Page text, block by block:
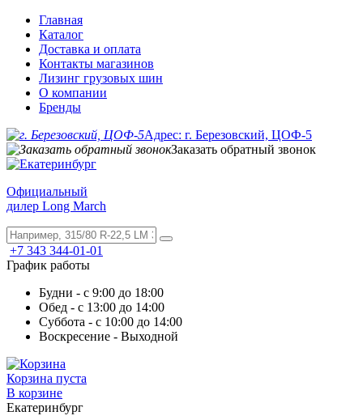
Главная
Каталог
Доставка и оплата
Контакты магазинов
Лизинг грузовых шин
О компании
Бренды
Адрес: г. Березовский, ЦОФ-5
Заказать обратный звонок
Официальный
дилер Long March
+7 343 344-01-01
График работы
Будни - с 9:00 до 18:00
Обед - с 13:00 до 14:00
Суббота - с 10:00 до 14:00
Воскресение - Выходной
Корзина пуста
В корзине
Екатеринбург